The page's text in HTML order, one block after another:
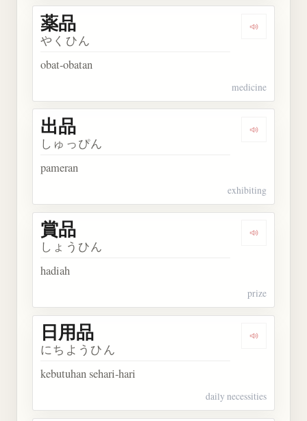
Dengarkan
薬品
やくひん
obat-obatan
medicine
Dengarkan
出品
しゅっぴん
pameran
exhibiting
Dengarkan
賞品
しょうひん
hadiah
prize
Dengarkan
日用品
にちようひん
kebutuhan sehari-hari
daily necessities